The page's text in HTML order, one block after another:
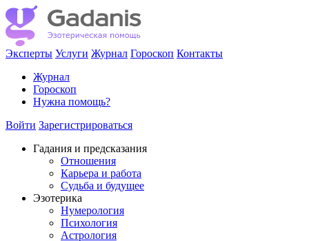
Эксперты Услуги Журнал Гороскоп Контакты
Журнал
Гороскоп
Нужна помощь?
Войти Зарегистрироваться
Гадания и предсказания
Отношения
Карьера и работа
Cудьба и будущее
Эзотерика
Нумерология
Психология
Астрология